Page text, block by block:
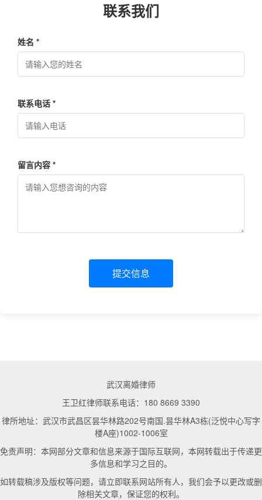
联系我们
姓名 *
联系电话 *
留言内容 *
提交信息
武汉离婚律师
王卫红律师联系电话：180 8669 3390
律所地址：武汉市武昌区昙华林路202号南国.昙华林A3栋(泛悦中心写字
楼A座)1002-1006室
免责声明：本网部分文章和信息来源于国际互联网，本网转载出于传递更
多信息和学习之目的。
如转载稿涉及版权等问题，请立即联系网站所有人，我们会予以更改或删
除相关文章，保证您的权利。